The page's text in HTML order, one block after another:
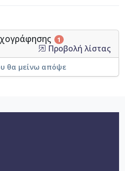
1
Προβολή λίστας
θα μείνω απόψε